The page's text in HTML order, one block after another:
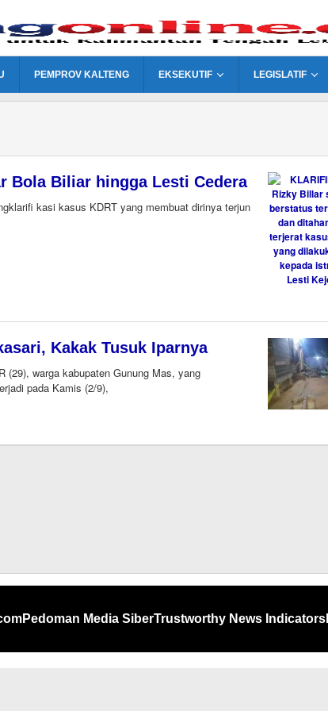
PEMPROV KALTENG EKSEKUTIF LEGISLATIF
Bola Biliar hingga Lesti Cedera
kasi kasus KDRT yang membuat dirinya terjun
Kakak Tusuk Iparnya
(29), warga kabupaten Gunung Mas, yang
pada Kamis (2/9),
Pedoman Media SiberTrustworthy News Indicators